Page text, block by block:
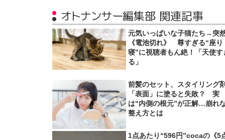
オトナンサー編集部 関連記事
元気いっぱいな子猫たち→突
《電池切れ》 尊すぎる“座り
寝”に視聴者もん絶！「天使す
る」
前髪のセット、スタイリング
「表面」に塗ると失敗？ 実
は“内側の根元”が正解…崩れ
整え方とは
1点あたり“596円”cocaの《5